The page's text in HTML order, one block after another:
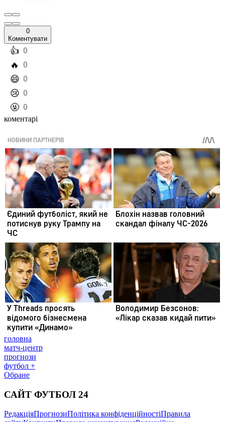
0
Коментувати
️👍 0
️🔥 0
️😄 0
️😢 0
️🤬 0
коментарі
головна
матч-центр
прогнози
футбол +
Обране
САЙТ ФУТБОЛ 24
РедакціяПрогнозиПолітика конфіденційностіПравила